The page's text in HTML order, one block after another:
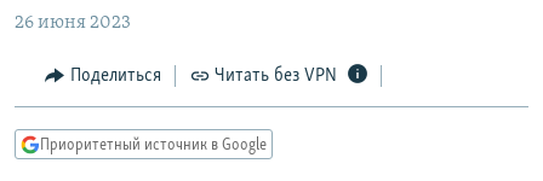
навигации
Вернутся
поиску
КУЛЬТУРА
IDEL.РЕАЛИИ
СЕВЕР.РЕАЛИИ
26 июня 2023
Поделиться Читать без VPN
Приоритетный источник в Google